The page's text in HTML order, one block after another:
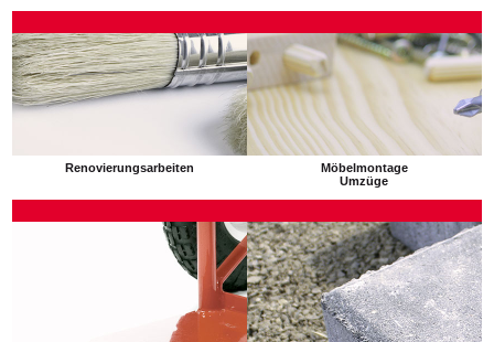
Renovierungsarbeiten
Möbelmontage
Umzüge